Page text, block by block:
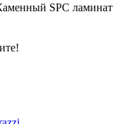
SPC ламинат